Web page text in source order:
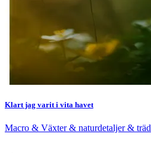
Klart jag varit i vita havet
Macro & Växter & naturdetaljer & träd